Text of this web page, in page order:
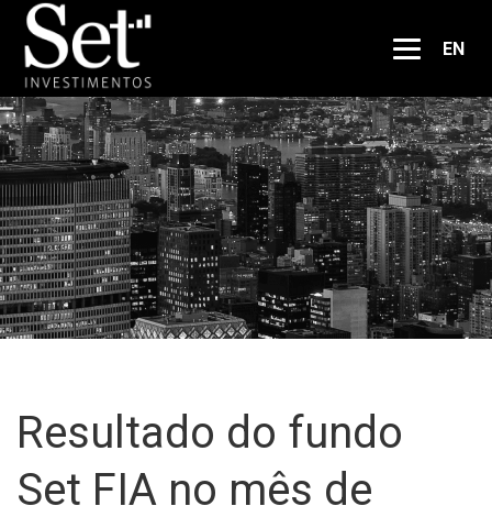
EN
Resultado do fundo
Set FIA no mês de